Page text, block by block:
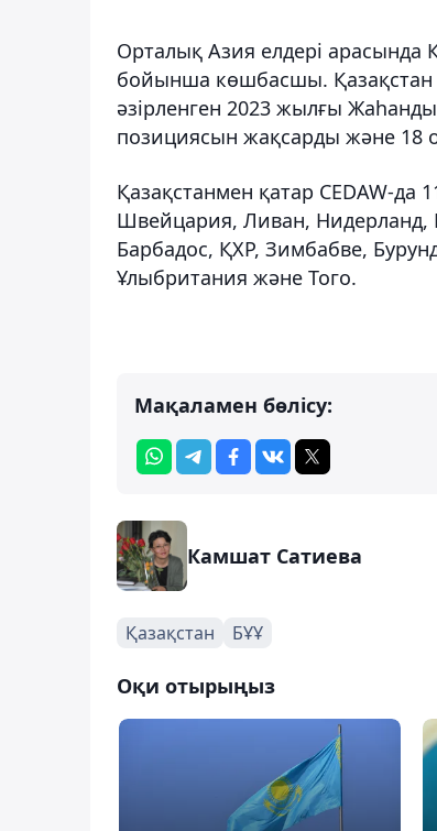
Орталық Азия елдері арасында
бойынша көшбасшы. Қазақстан
әзірленген 2023 жылғы
позициясын жақсарды және 18
Қазақстанмен қатар CEDAW-да
Швейцария, Ливан, Нидерланд,
Барбадос, ҚХР, Зимбабве,
Ұлыбритания және Того.
Мақаламен бөлісу:
Камшат Сатиева
Қазақстан БҰҰ
Оқи отырыңыз